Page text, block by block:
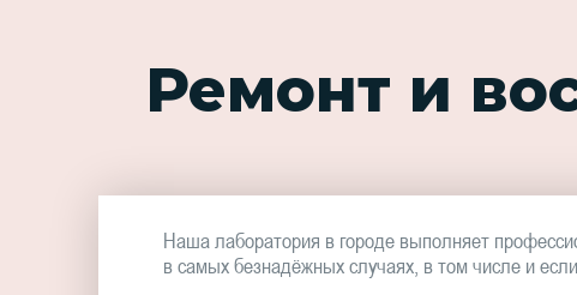
Ремонт и
Наша лаборатория в городе выполняет
в самых безнадёжных случаях, в том числе и